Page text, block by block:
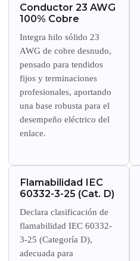
Conductor 23 AWG
100% Cobre
Integra hilo sólido 23
AWG de cobre desnudo,
pensado para tendidos
fijos y terminaciones
profesionales, aportando
una base robusta para el
desempeño eléctrico del
enlace.
Flamabilidad IEC
60332-3-25 (Cat. D)
Declara clasificación de
flamabilidad IEC 60332-
3-25 (Categoría D),
adecuada para